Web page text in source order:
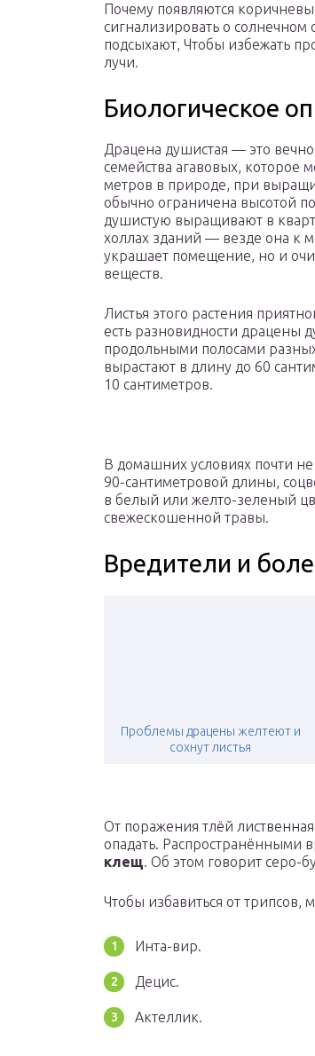
Почему появляются
сигнализировать о солнечном
подсыхают, Чтобы избежать
лучи.
Биологическое
Драцена душистая — это
семейства агавовых, которое
метров в природе, при
обычно ограничена высотой
душистую выращивают в
холлах зданий — везде она к
украшает помещение, но и
веществ.
Листья этого растения
есть разновидности драцены
продольными полосами
вырастают в длину до 60
10 сантиметров.
В домашних условиях почти
90-сантиметровой длины,
в белый или желто-зеленый
свежескошенной травы.
Вредители и
Проблемы драцены желтеют и
сохнут листья
От поражения тлёй
опадать. Распространёнными
клещ. Об этом говорит серо-
Чтобы избавиться от
Инта-вир.
Децис.
Актеллик.